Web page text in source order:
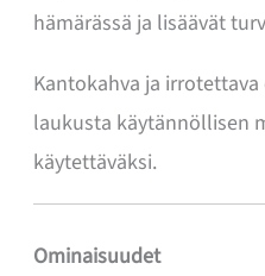
hämärässä ja lisäävät
Kantokahva ja
laukusta käytännöllisen
käytettäväksi.
Ominaisuudet